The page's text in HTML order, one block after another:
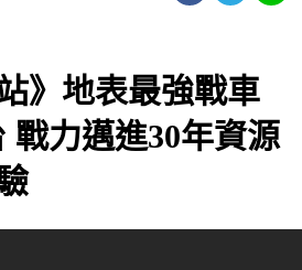
》地表最強戰車
戰力邁進30年資源